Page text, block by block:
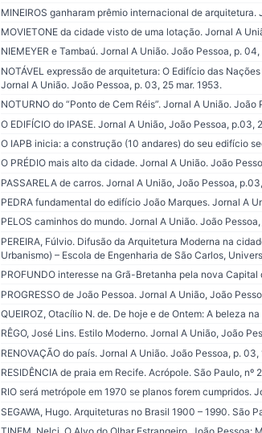
MINEIROS ganharam prêmio internacional de arquitetura.
MOVIETONE da cidade visto de uma lotação. Jornal A
NIEMEYER e Tambaú. Jornal A União. João Pessoa, p. 04,
NOTÁVEL expressão de arquitetura: O Edifício das
Jornal A União. João Pessoa, p. 03, 25 mar. 1953.
NOTURNO do “Ponto de Cem Réis”. Jornal A União.
O EDIFÍCIO do IPASE. Jornal A União, João Pessoa, p.03,
O IAPB inicia: a construção (10 andares) do seu edifício
O PRÉDIO mais alto da cidade. Jornal A União. João
PASSARELA de carros. Jornal A União, João Pessoa,
PEDRA fundamental do edifício João Marques. Jornal A
PELOS caminhos do mundo. Jornal A União. João
PEREIRA, Fúlvio. Difusão da Arquitetura Moderna na
Urbanismo) – Escola de Engenharia de São Carlos,
PROFUNDO interesse na Grã-Bretanha pela nova
PROGRESSO de João Pessoa. Jornal A União, João
QUEIROZ, Otacílio N. de. De hoje e de Ontem: A beleza
RÊGO, José Lins. Estilo Moderno. Jornal A União, João
RENOVAÇÃO do país. Jornal A União. João Pessoa, p. 03,
RESIDÊNCIA de praia em Recife. Acrópole. São Paulo, nº
RIO será metrópole em 1970 se planos forem cumpridos.
SEGAWA, Hugo. Arquiteturas no Brasil 1900 – 1990. São